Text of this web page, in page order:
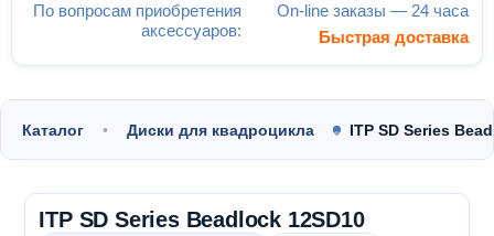
По вопросам приобретения
аксессуаров:
On-line заказы — 24 часа
Быстрая доставка
Каталог Диски для квадроцикла ITP SD Series
ITP SD Series Beadlock 12SD10